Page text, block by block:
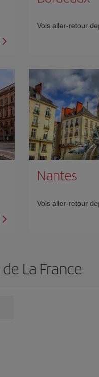
Vols aller-retour
Nantes
Vols aller-retour
La France